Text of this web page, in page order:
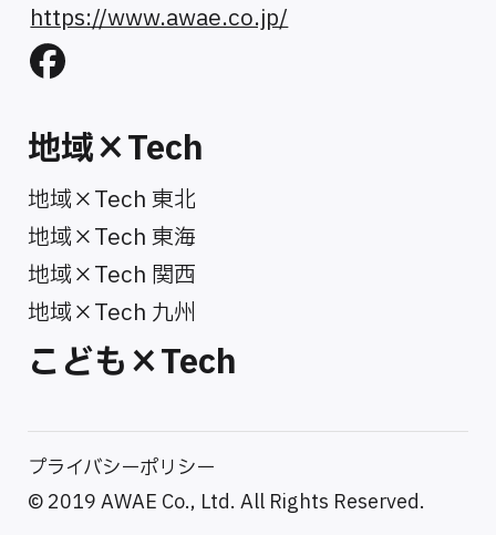
https://www.awae.co.jp/
地域×Tech
地域×Tech 東北
地域×Tech 東海
地域×Tech 関西
地域×Tech 九州
こども×Tech
プライバシーポリシー
© 2019 AWAE Co., Ltd. All Rights Reserved.